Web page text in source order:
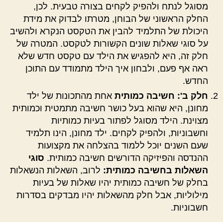
מסוגל לנתח ולהפיק לקחים בצורה טבעית. לכן,
החלק הראשוני של הבוחן, מטרתו לבדוק את מידת
היכולת של התלמיד להבין את הטקסט הנקרא ולהשיב
על סוגי שאלות שונים הקשורות לטקסט. המטרה של
חלק זה, היא להפגיש את הילד עם טקסט חדש שלא
ראה אף פעם, ולבחון איך הילד מתמודד עם התוכן
החדש.
חלק ב': חשיבה כמותית אחת מהתכונות של ילד
מחונן, היא שהוא בעל כושר חשיבה מתמטית וכמותית
מצוינת. הילד מסוגל לפתור בעיות כמותיות
וחשבוניות, ולהפיק לקחים. ילד מחונן, הינו תלמיד
שעם השנים יוכל ללמוד בהצלחה את מקצועות
ההנדסה והפיזיקה הדורשים חשיבה כמותית. סוגי
השאלות בחשיבה כמותית: לרוב, השאלות הנשאלות
בחלק של חשיבה כמותית יהיו שאלות של בעיות
מילוליות, אבל חלק מהשאלות יהיו מבדקים בסדרות
חשבוניות.